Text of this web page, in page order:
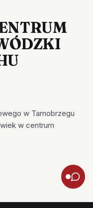
w Tarnobrzegu
w centrum